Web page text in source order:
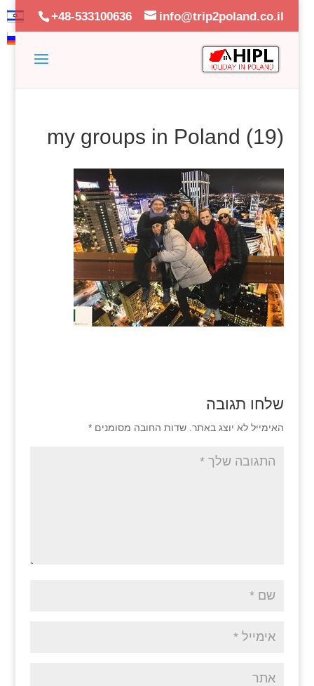
+48-533100636 info@trip2poland.co.il
my groups in Poland (19)
שלחו תגובה
האימייל לא יוצג באתר. שדות החובה מסומנים *